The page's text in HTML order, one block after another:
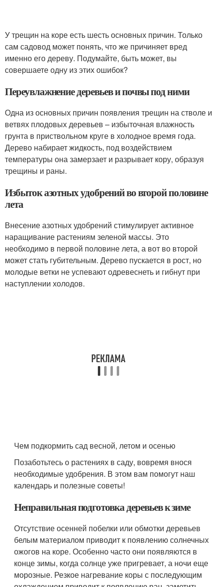
У трещин на коре есть шесть основных причин. Только
сам садовод может понять, что же причиняет вред
именно его дереву. Подумайте, быть может, вы
совершаете одну из этих ошибок?
Переувлажнение деревьев и почвы под ними
Одна из основных причин появления трещин на стволе и
ветвях плодовых деревьев – избыточная влажность
грунта в приствольном круге в холодное время года.
Дерево набирает жидкость, под воздействием
температуры она замерзает и разрывает кору, образуя
трещины и раны.
Избыток азотных удобрений во второй половине
лета
Внесение азотных удобрений стимулирует активное
наращивание растениям зеленой массы. Это
необходимо в первой половине лета, а вот во второй
может стать губительным. Дерево пускается в рост, но
молодые ветки не успевают одревеснеть и гибнут при
наступлении холодов.
Чем подкормить сад весной, летом и осенью
Позаботьтесь о растениях в саду, вовремя внося
необходимые удобрения. В этом вам помогут наш
календарь и полезные советы!
Неправильная подготовка деревьев к зиме
Отсутствие осенней побелки или обмотки деревьев
белым материалом приводит к появлению солнечных
ожогов на коре. Особенно часто они появляются в
конце зимы, когда солнце уже пригревает, а ночи еще
морозные. Резкое нагревание коры с последующим